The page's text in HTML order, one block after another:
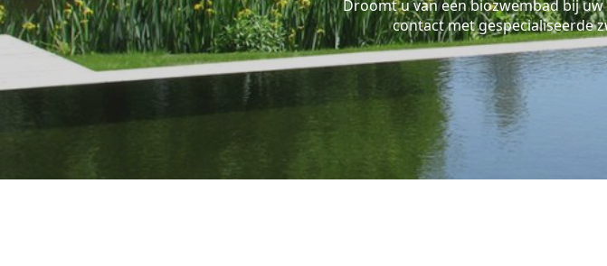
Droomt u van een biozwembad bij
contact met gespecialiseerde